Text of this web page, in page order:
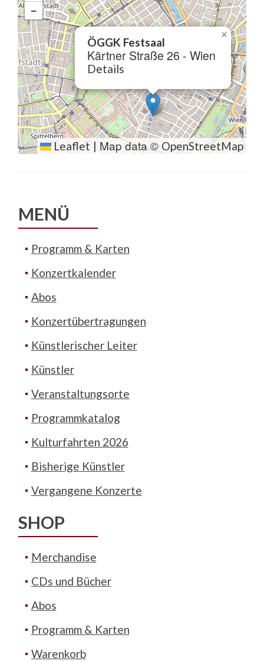
ÖGGK Festsaal
Kärtner Straße 26 - Wien
Details
×
−
Leaflet |Map data ©OpenStreetMap
MENÜ
Programm & Karten
Konzertkalender
Abos
Konzertübertragungen
Künstlerischer Leiter
Künstler
Veranstaltungsorte
Programmkatalog
Kulturfahrten 2026
Bisherige Künstler
Vergangene Konzerte
SHOP
Merchandise
CDs und Bücher
Abos
Programm & Karten
Warenkorb